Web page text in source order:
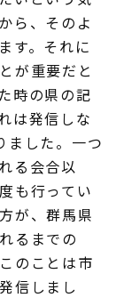
ら、そのよ
す。それに
が重要だと
時の県の記
は発信しな
ました。一つ
る会合以
も行ってい
が、群馬県
るまでの
のことは市
信しまし